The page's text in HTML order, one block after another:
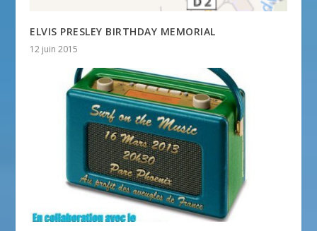
ELVIS PRESLEY BIRTHDAY MEMORIAL
12 juin 2015